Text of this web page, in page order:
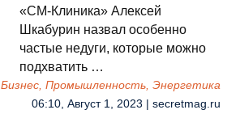
«СМ-Клиника» Алексей
Шкабурин назвал особенно
частые недуги, которые можно
подхватить …
Бизнес, Промышленность, Энергетика
06:10, Август 1, 2023 | secretmag.ru